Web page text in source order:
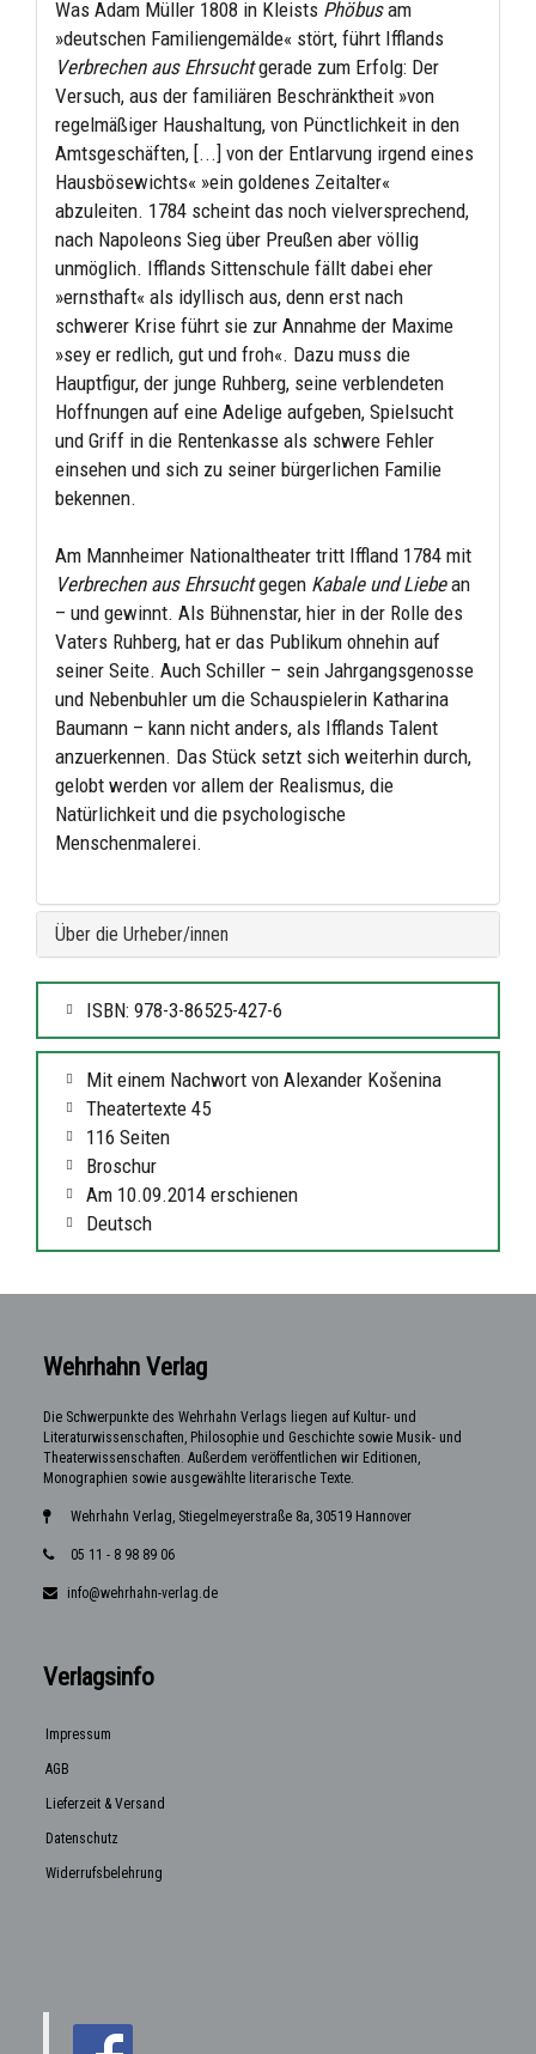
Was Adam Müller 1808 in Kleists Phöbusam
»deutschen Familiengemälde« stört, führt Ifflands
Verbrechen aus Ehrsuchtgerade zum Erfolg: Der
Versuch, aus der familiären Beschränktheit »von
regelmäßiger Haushaltung, von Pünctlichkeit in den
Amtsgeschäften, [...] von der Entlarvung irgend eines
Hausbösewichts« »ein goldenes Zeitalter«
abzuleiten. 1784 scheint das noch vielversprechend,
nach Napoleons Sieg über Preußen aber völlig
unmöglich. Ifflands Sittenschule fällt dabei eher
»ernsthaft« als idyllisch aus, denn erst nach
schwerer Krise führt sie zur Annahme der Maxime
»sey er redlich, gut und froh«. Dazu muss die
Hauptfigur, der junge Ruhberg, seine verblendeten
Hoffnungen auf eine Adelige aufgeben, Spielsucht
und Griff in die Rentenkasse als schwere Fehler
einsehen und sich zu seiner bürgerlichen Familie
bekennen.
Am Mannheimer Nationaltheater tritt Iffland 1784 mit
Verbrechen aus Ehrsuchtgegen Kabale und Liebean
– und gewinnt. Als Bühnenstar, hier in der Rolle des
Vaters Ruhberg, hat er das Publikum ohnehin auf
seiner Seite. Auch Schiller – sein Jahrgangsgenosse
und Nebenbuhler um die Schauspielerin Katharina
Baumann – kann nicht anders, als Ifflands Talent
anzuerkennen. Das Stück setzt sich weiterhin durch,
gelobt werden vor allem der Realismus, die
Natürlichkeit und die psychologische
Menschenmalerei.
Über die Urheber/innen
ISBN: 978-3-86525-427-6
Mit einem Nachwort von Alexander Košenina
Theatertexte 45
116 Seiten
Broschur
Am 10.09.2014 erschienen
Deutsch
Wehrhahn Verlag
Die Schwerpunkte des Wehrhahn Verlags liegen auf Kultur- und
Literaturwissenschaften, Philosophie und Geschichte sowie Musik- und
Theaterwissenschaften. Außerdem veröffentlichen wir Editionen,
Monographien sowie ausgewählte literarische Texte.
Wehrhahn Verlag, Stiegelmeyerstraße 8a, 30519 Hannover
05 11 - 8 98 89 06
info@wehrhahn-verlag.de
Verlagsinfo
Impressum
AGB
Lieferzeit & Versand
Datenschutz
Widerrufsbelehrung